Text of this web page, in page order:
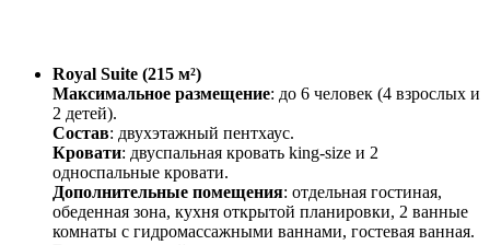
Royal Suite (215 м²)
Максимальное размещение: до 6 человек (4 взрослых и
2 детей).
Состав: двухэтажный пентхаус.
Кровати: двуспальная кровать king-size и 2
односпальные кровати.
Дополнительные помещения: отдельная гостиная,
обеденная зона, кухня открытой планировки, 2 ванные
комнаты с гидромассажными ваннами, гостевая ванная.